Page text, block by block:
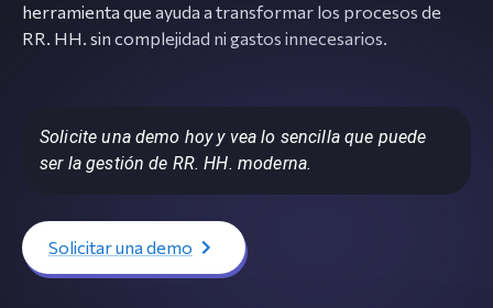
herramienta que ayuda a transformar los procesos de
RR. HH. sin complejidad ni gastos innecesarios.
Solicite una demo hoy y vea lo sencilla que puede
ser la gestión de RR. HH. moderna.
Solicitar una demo